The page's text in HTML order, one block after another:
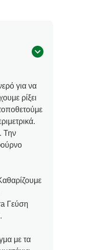
για να
ρίξει
Την
Γεύση
με τα